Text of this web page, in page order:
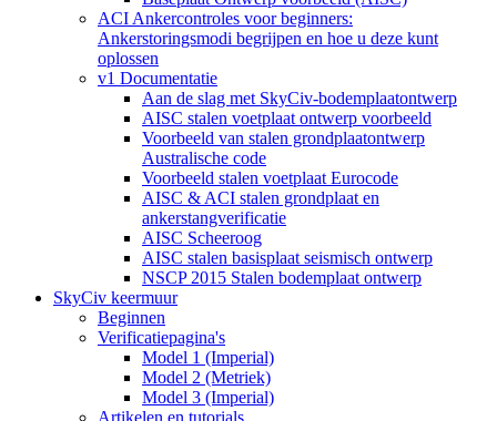
ACI Ankercontroles voor beginners:
Ankerstoringsmodi begrijpen en hoe u deze kunt
oplossen
v1 Documentatie
Aan de slag met SkyCiv-bodemplaatontwerp
AISC stalen voetplaat ontwerp voorbeeld
Voorbeeld van stalen grondplaatontwerp
Australische code
Voorbeeld stalen voetplaat Eurocode
AISC & ACI stalen grondplaat en
ankerstangverificatie
AISC Scheeroog
AISC stalen basisplaat seismisch ontwerp
NSCP 2015 Stalen bodemplaat ontwerp
SkyCiv keermuur
Beginnen
Verificatiepagina's
Model 1 (Imperial)
Model 2 (Metriek)
Model 3 (Imperial)